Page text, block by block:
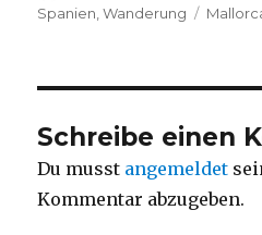
am
Spanien ,Wanderung
Schreibe einen
Du musst angemeldet
Kommentar abzugeben.